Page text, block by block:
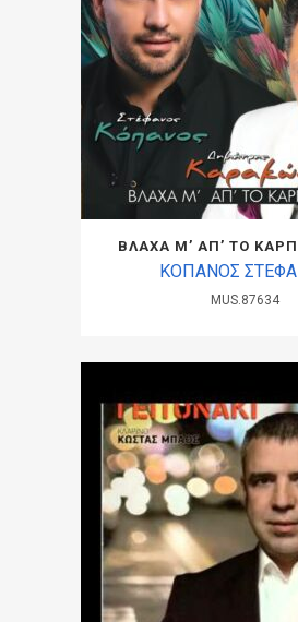
ΒΛΑΧΑ Μ’ ΑΠ’ ΤΟ
ΚΟΠΑΝΟΣ
MUS.87634